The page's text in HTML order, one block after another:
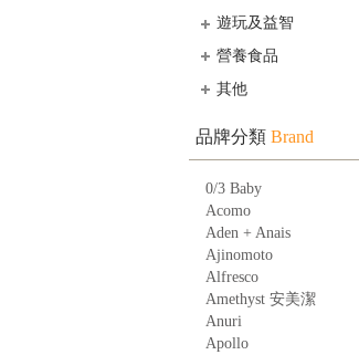
遊玩及益智
營養食品
其他
品牌分類 Brand
0/3 Baby
Acomo
Aden + Anais
Ajinomoto
Alfresco
Amethyst 安美潔
Anuri
Apollo